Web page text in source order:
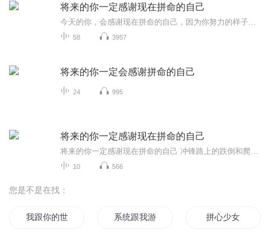
将来的你一定感谢现在拼命的自己
58 3957
将来的你一定会感谢拼命的自己
24 995
将来的你一定感谢现在拼命的自己
10 566
您是不是在找：
我跟你的世界 系统跟我游万界 拼心少女